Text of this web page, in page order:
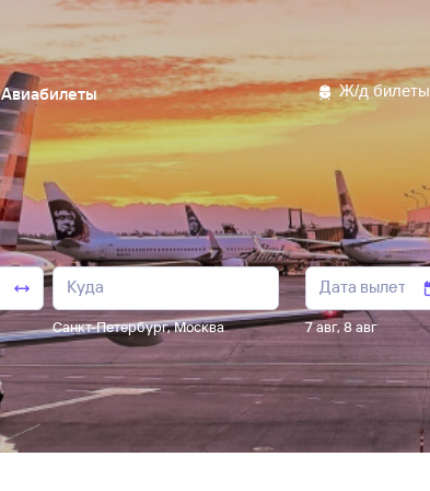
Авиабилеты Ж/д билеты
Санкт-Петербург,Москва 7 авг, 8 авг